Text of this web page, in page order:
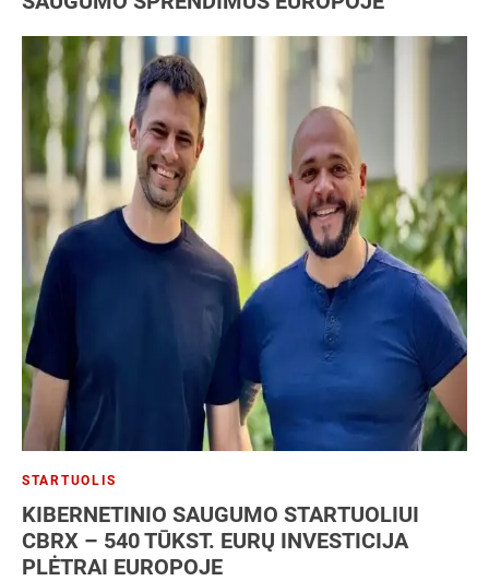
STARTUOLIS
KIBERNETINIO SAUGUMO STARTUOLIUI
CBRX – 540 TŪKST. EURŲ INVESTICIJA
PLĖTRAI EUROPOJE